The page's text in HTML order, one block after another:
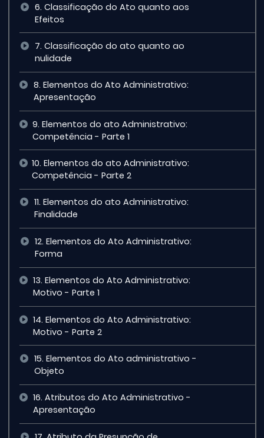
6. Classificação do Ato quanto aos
Efeitos
7. Classificação do ato quanto ao
nulidade
8. Elementos do Ato Administrativo:
Apresentação
9. Elementos do ato Administrativo:
Competência - Parte 1
10. Elementos do ato Administrativo:
Competência - Parte 2
11. Elementos do ato Administrativo:
Finalidade
12. Elementos do Ato Administrativo:
Forma
13. Elementos do Ato Administrativo:
Motivo - Parte 1
14. Elementos do Ato Administrativo:
Motivo - Parte 2
15. Elementos do Ato administrativo -
Objeto
16. Atributos do Ato Administrativo -
Apresentação